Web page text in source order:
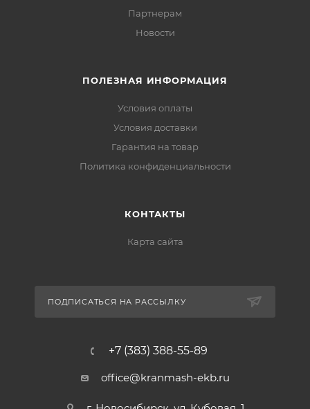
Партнерам
Новости
ПОЛЕЗНАЯ ИНФОРМАЦИЯ
Условия оплаты
Условия доставки
Гарантия на товар
Политика конфиденциальности
КОНТАКТЫ
Карта сайта
ПОДПИСАТЬСЯ НА РАССЫЛКУ
+7 (383) 388-55-89
office@kranmash-ekb.ru